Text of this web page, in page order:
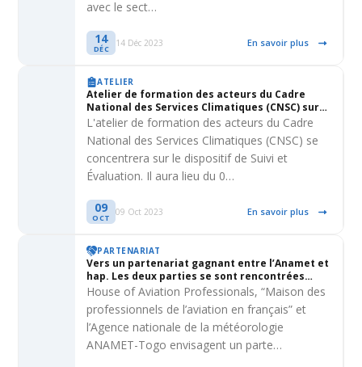
avec le sect…
14
DÉC
14 Déc 2023 En savoir plus
ATELIER
Atelier de formation des acteurs du Cadre
National des Services Climatiques (CNSC) sur
le dispositif de Suivi et Evaluation (les 09, 10 et
11 octobre 2023) à Adéticopé, hôtel Amoukadi
L'atelier de formation des acteurs du Cadre
National des Services Climatiques (CNSC) se
concentrera sur le dispositif de Suivi et
Évaluation. Il aura lieu du 0…
09
OCT
09 Oct 2023 En savoir plus
PARTENARIAT
Vers un partenariat gagnant entre l’Anamet et
hap. Les deux parties se sont rencontrées
pour examiner la convention de partenariat
House of Aviation Professionals, “Maison des
professionnels de l’aviation en français” et
l’Agence nationale de la météorologie
ANAMET-Togo envisagent un parte…